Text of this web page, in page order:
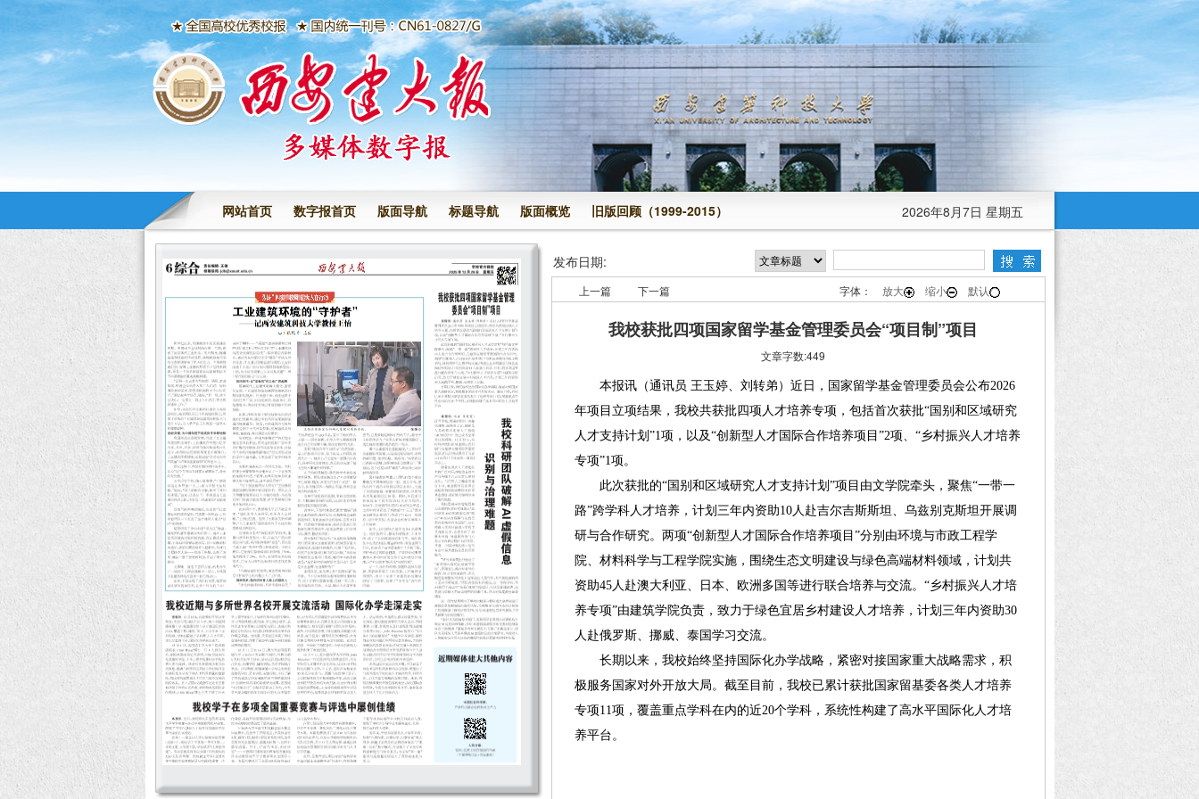
网站首页 数字报首页 版面导航 标题导航 版面概览 旧版回顾（1999-2015） 2026年8月7日 星期五
发布日期:
上一篇 下一篇 字体： 放大 缩小 默认
我校获批四项国家留学基金管理委员会“项目制”项目
文章字数:449
本报讯 （通讯员 王玉婷、刘转弟 ）近日，国家留学基金管理委员会公布2026
年项目立项结果，我校共获批四项人才培养专项，包括首次获批“国别和区域研究
人才支持计划”1项，以及“创新型人才国际合作培养项目”2项、“乡村振兴人才培养
专项”1项。
此次获批的“国别和区域研究人才支持计划”项目由文学院牵头，聚焦“一带一
路”跨学科人才培养，计划三年内资助10人赴吉尔吉斯斯坦、乌兹别克斯坦开展调
研与合作研究。两项“创新型人才国际合作培养项目”分别由环境与市政工程学
院、材料科学与工程学院实施，围绕生态文明建设与绿色高端材料领域，计划共
资助45人赴澳大利亚、日本、欧洲多国等进行联合培养与交流。“乡村振兴人才培
养专项”由建筑学院负责，致力于绿色宜居乡村建设人才培养，计划三年内资助30
人赴俄罗斯、挪威、泰国学习交流。
长期以来，我校始终坚持国际化办学战略，紧密对接国家重大战略需求，积
极服务国家对外开放大局。截至目前，我校已累计获批国家留基委各类人才培养
专项11项，覆盖重点学科在内的近20个学科，系统性构建了高水平国际化人才培
养平台。